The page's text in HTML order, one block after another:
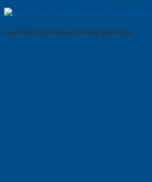
Lưu Ý Khi Chọn Mua Cửa Thép Hàn Quốc